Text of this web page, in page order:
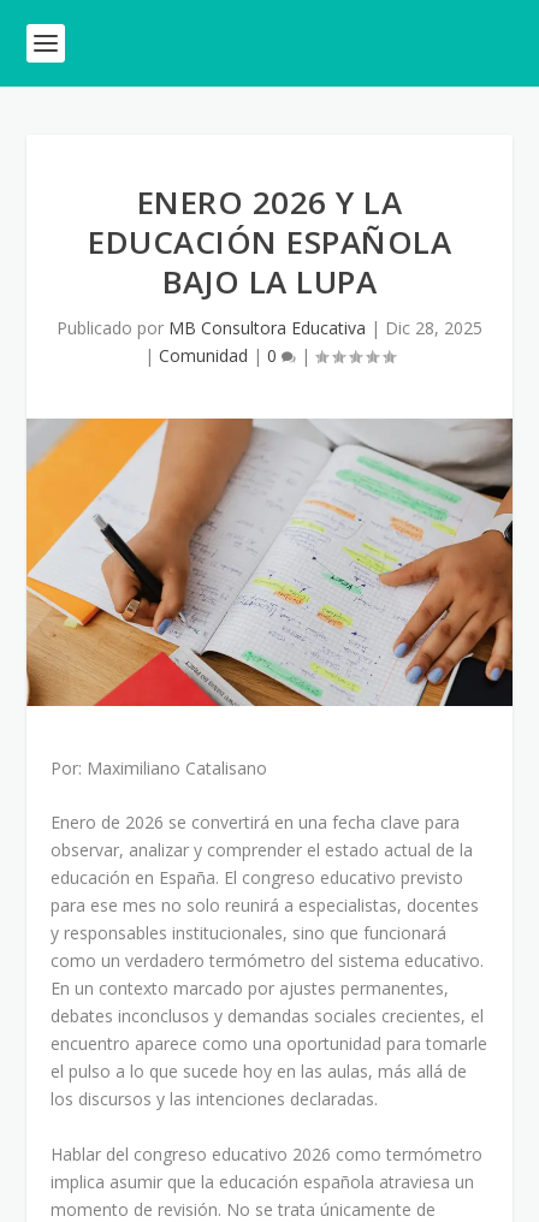
ENERO 2026 Y LA
EDUCACIÓN ESPAÑOLA
BAJO LA LUPA
Publicado por MB Consultora Educativa | Dic 28, 2025
| Comunidad | 0 |
Por: Maximiliano Catalisano
Enero de 2026 se convertirá en una fecha clave para
observar, analizar y comprender el estado actual de la
educación en España. El congreso educativo previsto
para ese mes no solo reunirá a especialistas, docentes
y responsables institucionales, sino que funcionará
como un verdadero termómetro del sistema educativo.
En un contexto marcado por ajustes permanentes,
debates inconclusos y demandas sociales crecientes, el
encuentro aparece como una oportunidad para tomarle
el pulso a lo que sucede hoy en las aulas, más allá de
los discursos y las intenciones declaradas.
Hablar del congreso educativo 2026 como termómetro
implica asumir que la educación española atraviesa un
momento de revisión. No se trata únicamente de